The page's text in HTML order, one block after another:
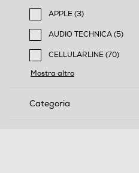
Filtra per Marca:
APPLE (3)
Filtra per Marca: APPLE
AUDIO TECHNICA (5)
Filtra per Marca: AUDIO
CELLULARLINE (70)
Filtra per Marca:
Mostra altro
Categoria